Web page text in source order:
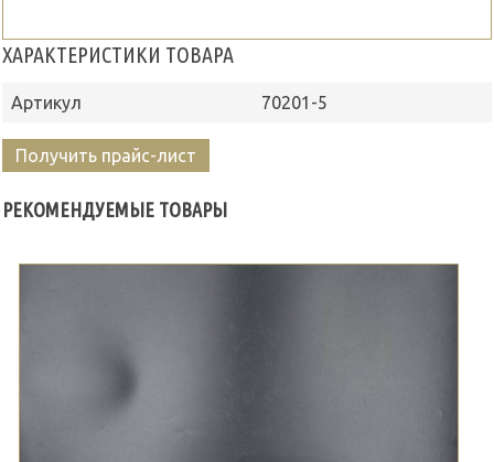
ХАРАКТЕРИСТИКИ ТОВАРА
Артикул 70201-5
Получить прайс-лист
РЕКОМЕНДУЕМЫЕ ТОВАРЫ